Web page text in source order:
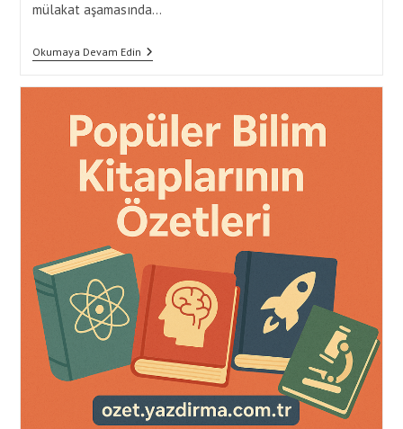
mülakat aşamasında…
Okumaya Devam EdinÖzet
Yazdırma
Mülakatına
Etkili
Hazırlık